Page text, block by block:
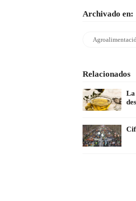
Archivado en:
Relacionados
La